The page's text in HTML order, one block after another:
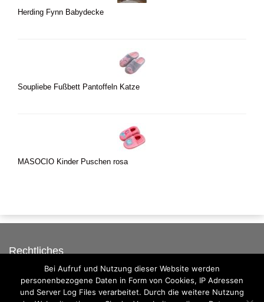
Herding Fynn Babydecke
Soupliebe Fußbett Pantoffeln Katze
MASOCIO Kinder Puschen rosa
Rechtliches
Auf dieser Seite werben
Datenschutzerklärung
Bei Aufruf und Nutzung dieser Website werden
personenbezogene Daten in Form von Cookies, IP Adressen
und Server Log Files verarbeitet. Durch die weitere Nutzung